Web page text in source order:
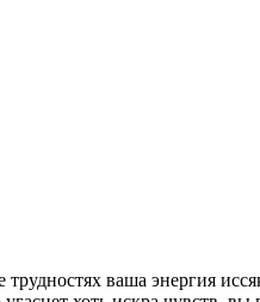
ваша энергия